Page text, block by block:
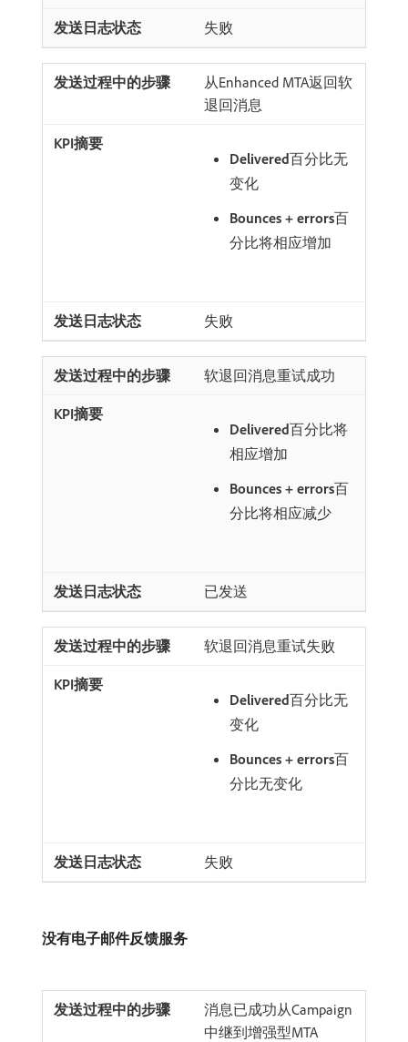
失败
从Enhanced MTA返回软
退回消息
Delivered​百分比无
变化
Bounces + errors​百
分比将相应增加
失败
软退回消息重试成功
Delivered​百分比将
相应增加
Bounces + errors​百
分比将相应减少
已发送
软退回消息重试失败
Delivered​百分比无
变化
Bounces + errors​百
分比无变化
失败
没有电子邮件反馈服务
消息已成功从Campaign
中继到增强型MTA